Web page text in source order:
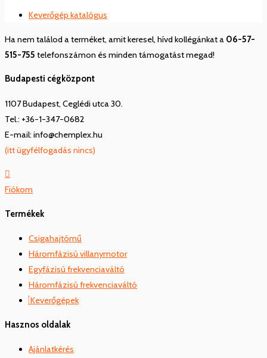
Keverőgép katalógus
Ha nem találod a terméket, amit keresel, hívd kollégánkat a 06-57-
515-755 telefonszámon és minden támogatást megad!
Budapesti cégközpont
1107 Budapest, Ceglédi utca 30.
Tel.: +36-1-347-0682
E-mail: info@chemplex.hu
(itt ügyfélfogadás nincs)
Fiókom
Termékek
Csigahajtómű
Háromfázisú villanymotor
Egyfázisú frekvenciaváltó
Háromfázisú frekvenciaváltó
Keverőgépek
Hasznos oldalak
Ajánlatkérés